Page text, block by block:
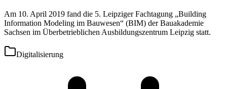
Am 10. April 2019 fand die 5. Leipziger Fachtagung „Building
Information Modeling im Bauwesen“ (BIM) der Bauakademie
Sachsen im Überbetrieblichen Ausbildungszentrum Leipzig statt.
Digitalisierung